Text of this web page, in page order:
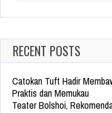
RECENT POSTS
Catokan Tuft Hadir
Praktis dan Memukau
Teater Bolshoi,